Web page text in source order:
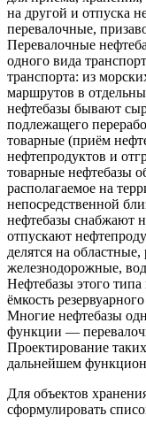
на другой и отпуска
перевалочные,
Перевалочные
одного вида
транспорта: из
маршрутов в
нефтебазы бывают
подлежащего
товарные (приём
нефтепродуктов и
товарные нефтебазы
располагаемое на
непосредственной
нефтебазы снабжают
отпускают
делятся на
железнодорожные,
Нефтебазы этого
ёмкость
Многие нефтебазы
функции —
Проектирование
дальнейшем
Для объектов
сформулировать